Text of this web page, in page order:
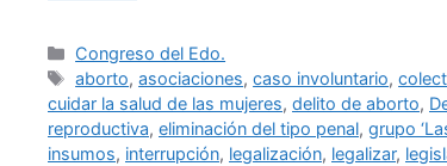
Categorías
Congreso del Edo.
Etiquetas
aborto,asociaciones,caso involuntario,
cuidar la salud de las mujeres, delito de aborto,
reproductiva, eliminación del tipo penal, grupo
insumos, interrupción, legalización, legalizar,